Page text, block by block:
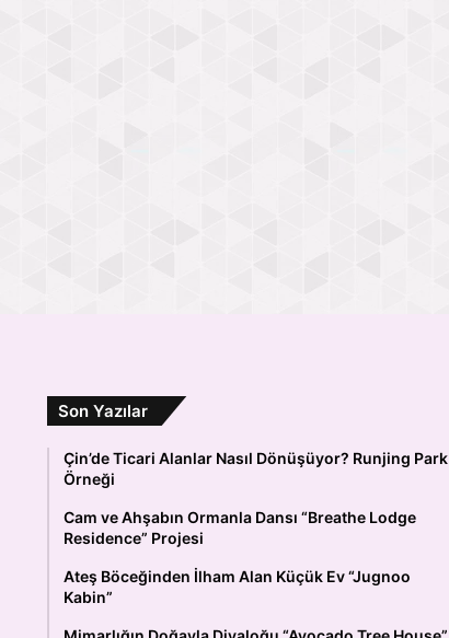
Son Yazılar
Çin’de Ticari Alanlar Nasıl Dönüşüyor? Runjing Park
Örneği
Cam ve Ahşabın Ormanla Dansı “Breathe Lodge
Residence” Projesi
Ateş Böceğinden İlham Alan Küçük Ev “Jugnoo
Kabin”